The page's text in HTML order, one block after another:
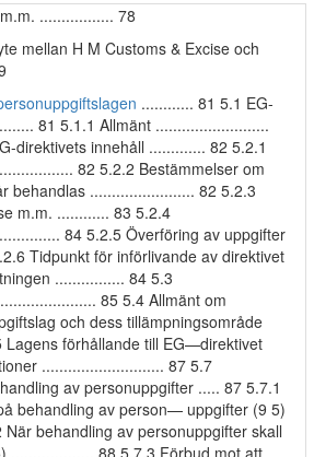
................. 78
mellan H M Customs & Excise och
............ 81 5.1 EG-
81 5.1.1 Allmänt ..........................
direktivets innehåll ............. 82 5.2.1
82 5.2.2 Bestämmelser om
behandlas ........................ 82 5.2.3
m.m. ............ 83 5.2.4
84 5.2.5 Överföring av uppgifter
Tidpunkt för införlivande av direktivet
................ 84 5.3
85 5.4 Allmänt om
och dess tillämpningsområde
Lagens förhållande till EG—direktivet
............................ 87 5.7
av personuppgifter ..... 87 5.7.1
behandling av person— uppgifter (9 5)
behandling av personuppgifter skall
................... 88 5.7.3 Förbud mot att